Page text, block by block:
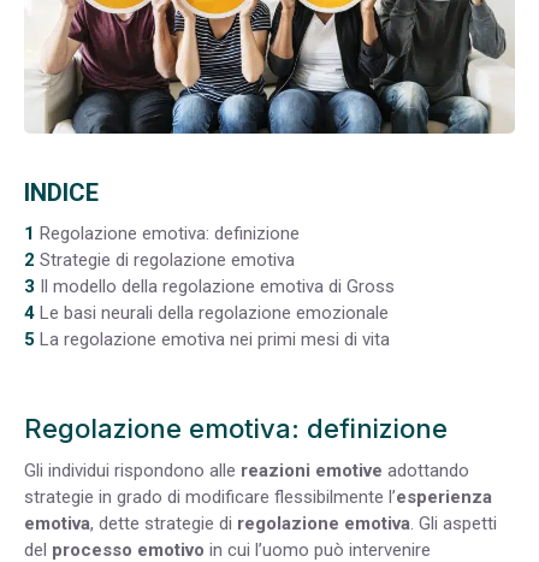
INDICE
1 Regolazione emotiva: definizione
2 Strategie di regolazione emotiva
3 Il modello della regolazione emotiva di Gross
4 Le basi neurali della regolazione emozionale
5 La regolazione emotiva nei primi mesi di vita
Regolazione emotiva: definizione
Gli individui rispondono alle reazioni emotive adottando
strategie in grado di modificare flessibilmente l’esperienza
emotiva, dette strategie di regolazione emotiva. Gli aspetti
del processo emotivo in cui l’uomo può intervenire